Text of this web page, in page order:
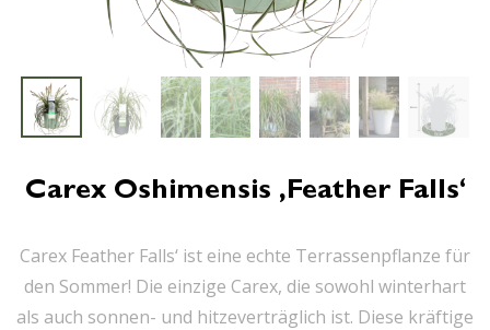
Carex Oshimensis ‚Feather Falls‘
Carex Feather Falls‘ ist eine echte Terrassenpflanze für
den Sommer! Die einzige Carex, die sowohl winterhart
als auch sonnen- und hitzeverträglich ist. Diese kräftige